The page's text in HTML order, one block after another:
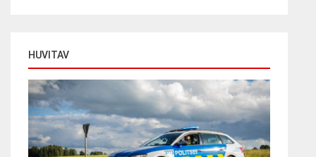
HUVITAV